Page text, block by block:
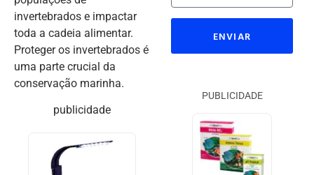
invertebrados e impactar
toda a cadeia alimentar.
Proteger os invertebrados é
uma parte crucial da
conservação marinha.
publicidade
ENVIAR
PUBLICIDADE